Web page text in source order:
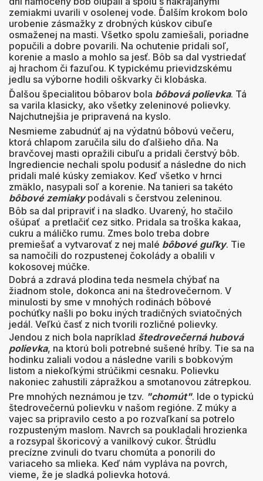
zemiakmi uvarili v osolenej vode. Ďalším krokom bolo
urobenie zásmažky z drobných kúskov cibuľe
osmaženej na masti. Všetko spolu zamiešali, poriadne
popučili a dobre povarili. Na ochutenie pridali soľ,
korenie a maslo a mohlo sa jesť. Bôb sa dal vystriedať
aj hrachom či fazuľou. K typickému prievidzskému
jedlu sa výborne hodili oškvarky či klobáska.
Ďalšou špecialitou bôbarov bola bôbová polievka. Tá
sa varila klasicky, ako všetky zeleninové polievky.
Najchutnejšia je pripravená na kyslo.
Nesmieme zabudnúť aj na výdatnú bôbovú večeru,
ktorá chlapom zaručila silu do ďalšieho dňa. Na
bravčovej masti opražili cibuľu a pridali čerstvý bôb.
Ingrediencie nechali spolu podusiť a následne do nich
pridali malé kúsky zemiakov. Keď všetko v hrnci
zmäklo, nasypali soľ a korenie. Na tanieri sa takéto
bôbové zemiakypodávali s čerstvou zeleninou.
Bôb sa dal pripraviť i na sladko. Uvarený, ho stačilo
ošúpať a pretlačiť cez sitko. Pridala sa troška kakaa,
cukru a máličko rumu. Zmes bolo treba dobre
premiešať a vytvarovať z nej malé bôbové guľky. Tie
sa namočili do rozpustenej čokolády a obalili v
kokosovej múčke.
Dobrá a zdravá plodina teda nesmela chýbať na
žiadnom stole, dokonca ani na štedrovečernom. V
minulosti by sme v mnohých rodinách bôbové
pochúťky našli po boku iných tradičných sviatočných
jedál. Veľkú časť z nich tvorili rozličné polievky.
Jendou z nich bola napríklad štedrovečerná hubová
polievka, na ktorú boli potrebné sušené hríby. Tie sa na
hodinku zaliali vodou a následne varili s bobkovým
listom a niekoľkými strúčikmi cesnaku. Polievku
nakoniec zahustili zápražkou a smotanovou zátrepkou.
Pre mnohých neznámou je tzv. "chomút". Ide o typickú
štedrovečernú polievku v našom regióne. Z múky a
vajec sa pripravilo cesto a po rozvaľkaní sa potrelo
rozpusteným maslom. Navrch sa poukladali hrozienka
a rozsypal škoricový a vanilkový cukor. Štrúdlu
precízne zvinuli do tvaru chomúta a ponorili do
variaceho sa mlieka. Keď nám vypláva na povrch,
vieme, že je sladká polievka hotová.